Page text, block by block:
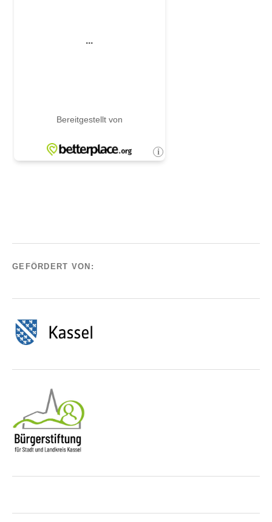
GEFÖRDERT VON: